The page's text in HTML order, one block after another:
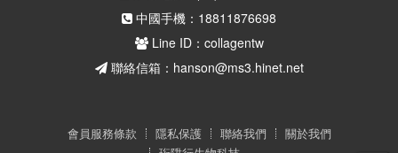
中國手機：18811876698
Line ID：collagentw
聯絡信箱：hanson@ms3.hinet.net
會員服務條款 隱私保護 聯絡我們
關於我們